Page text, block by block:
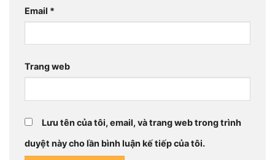
Email *
Trang web
Lưu tên của tôi, email, và trang web trong trình
duyệt này cho lần bình luận kế tiếp của tôi.